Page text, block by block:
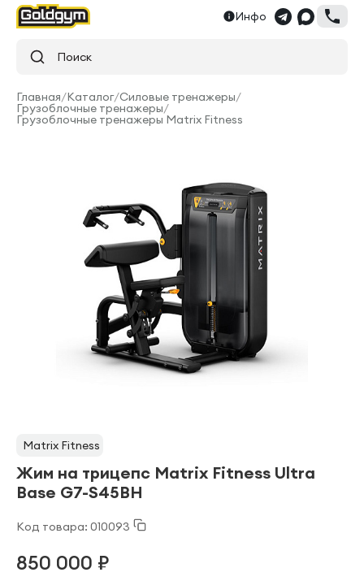
Инфо
Поиск
Главная/Каталог/Силовые тренажеры/
Грузоблочные тренажеры/
Грузоблочные тренажеры Matrix Fitness
Matrix Fitness
Жим на трицепс Matrix Fitness Ultra
Base G7-S45BH
Код товара: 010093
850 000 ₽